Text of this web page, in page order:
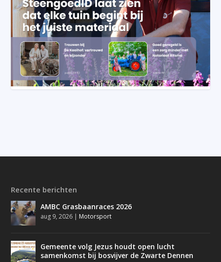
Recente berichten
AMBC Grasbaanraces 2026
aug 9, 2026 | Motorsport
Gemeente volg Jezus houdt open lucht
samenkomst bij bosvijver de Zwarte Dennen